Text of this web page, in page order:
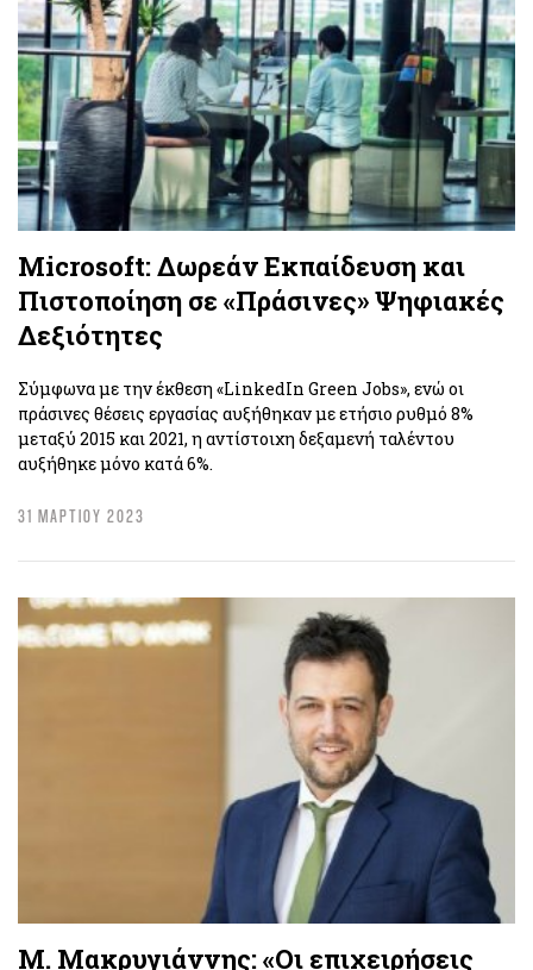
Microsoft: Δωρεάν Εκπαίδευση και
Πιστοποίηση σε «Πράσινες» Ψηφιακές
Δεξιότητες
Σύμφωνα με την έκθεση «LinkedIn Green Jobs», ενώ οι
πράσινες θέσεις εργασίας αυξήθηκαν με ετήσιο ρυθμό 8%
μεταξύ 2015 και 2021, η αντίστοιχη δεξαμενή ταλέντου
αυξήθηκε μόνο κατά 6%.
31 ΜΑΡΤΙΟΥ 2023
Μ. Μακρυγιάννης: «Οι επιχειρήσεις